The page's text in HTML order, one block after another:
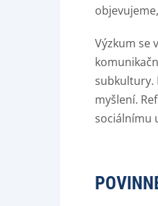
Výzkum se
subkultury.
myšlení.
sociálnímu